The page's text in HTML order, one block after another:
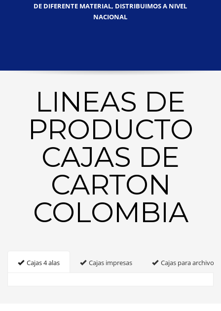
DE DIFERENTE MATERIAL, DISTRIBUIMOS A NIVEL
NACIONAL
LINEAS DE
PRODUCTO
CAJAS DE
CARTON
COLOMBIA
Cajas 4 alas Cajas impresas Cajas para archivo